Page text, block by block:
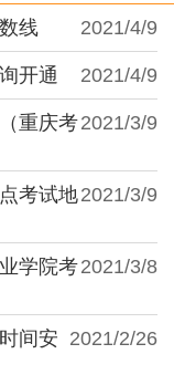
2021/4/9
线
2021/4/9
开通
2021/3/9
重庆考
2021/3/9
考试地
2021/3/8
学院考
2021/2/26
间安